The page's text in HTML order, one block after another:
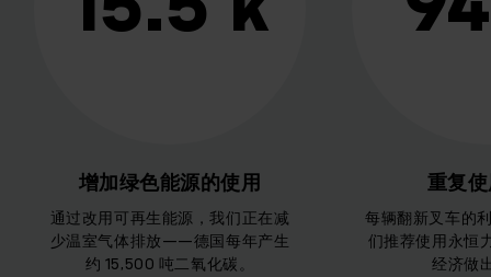
重复使用率高
每辆翻新叉车的利用率为 94%，我
们推荐使用永恒力二手叉车为循环
经济做出贡献。
公平和
为了创造可持续
择供应商，超过
与了我们的可